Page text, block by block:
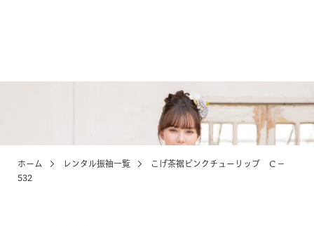
フォトウェディング
KIDS
ホーム レンタル振袖一覧
こげ茶裾ピンクチューリップ Ｃ－
532